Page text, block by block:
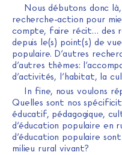
Nous débutons donc
recherche-action pour
compte, faire récit… des
depuis le(s) point(s) de
populaire. D’autres
d’autres thèmes:
d’activités, l’habitat, la
In fine, nous voulons
Quelles sont nos
éducatif, pédagogique,
d’éducation populaire en
d’éducation populaire
milieu rural vivant?